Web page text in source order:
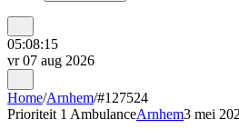
05:08:15
vr 07 aug 2026
Home/Arnhem/#127524
Prioriteit 1 AmbulanceArnhem3 mei